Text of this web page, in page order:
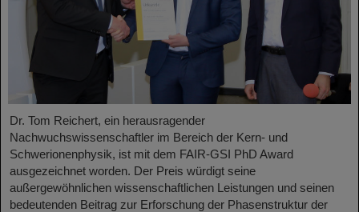
Dr. Tom Reichert, ein herausragender
Nachwuchswissenschaftler im Bereich der Kern- und
Schwerionenphysik, ist mit dem FAIR-GSI PhD Award
ausgezeichnet worden. Der Preis würdigt seine
außergewöhnlichen wissenschaftlichen Leistungen und seinen
bedeutenden Beitrag zur Erforschung der Phasenstruktur der